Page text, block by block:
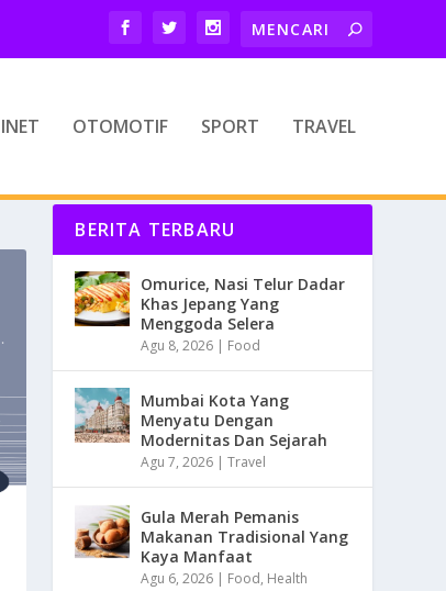
INET OTOMOTIF SPORT TRAVEL
BERITA TERBARU
Omurice, Nasi Telur Dadar
Khas Jepang Yang
Menggoda Selera
Agu 8, 2026 | Food
Mumbai Kota Yang
Menyatu Dengan
Modernitas Dan Sejarah
Agu 7, 2026 |Travel
Gula Merah Pemanis
Makanan Tradisional Yang
Kaya Manfaat
Agu 6, 2026 | Food, Health